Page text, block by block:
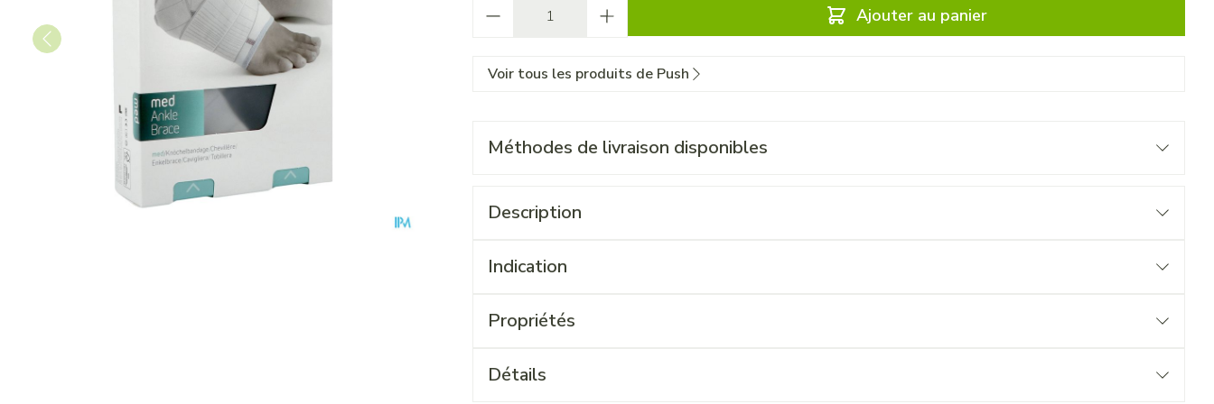
Ajouter au panier
Voir tous les produits de Push
Méthodes de livraison disponibles
Description
Indication
Propriétés
Détails